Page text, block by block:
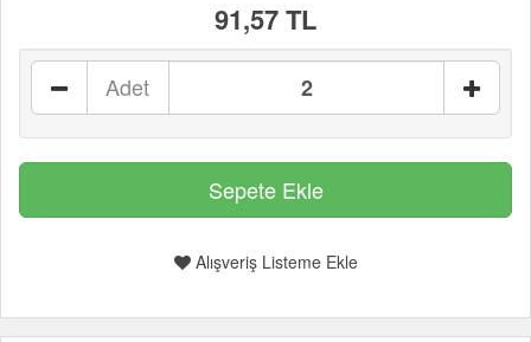
91,57 TL
Adet
Alışveriş Listeme Ekle